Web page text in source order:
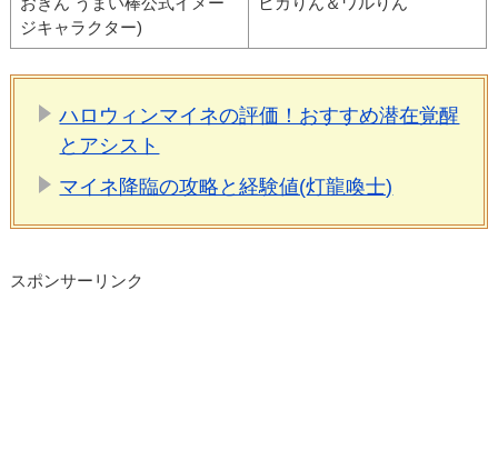
ジキャラクター)
ハロウィンマイネの評価！おすすめ潜在覚醒
とアシスト
マイネ降臨の攻略と経験値(灯龍喚士)
スポンサーリンク